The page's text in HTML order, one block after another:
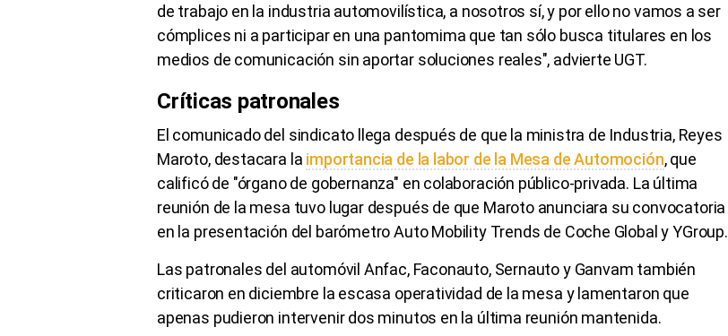
de trabajo en la industria automovilística, a nosotros sí, y por ello no vamos a ser
cómplices ni a participar en una pantomima que tan sólo busca titulares en los
medios de comunicación sin aportar soluciones reales", advierte UGT.
Críticas patronales
El comunicado del sindicato llega después de que la ministra de Industria, Reyes
Maroto, destacara la importancia de la labor de la Mesa de Automoción, que
calificó de "órgano de gobernanza" en colaboración público-privada. La última
reunión de la mesa tuvo lugar después de que Maroto anunciara su convocatoria
en la presentación del barómetro Auto Mobility Trends de Coche Global y YGroup.
Las patronales del automóvil Anfac, Faconauto, Sernauto y Ganvam también
criticaron en diciembre la escasa operatividad de la mesa y lamentaron que
apenas pudieron intervenir dos minutos en la última reunión mantenida.